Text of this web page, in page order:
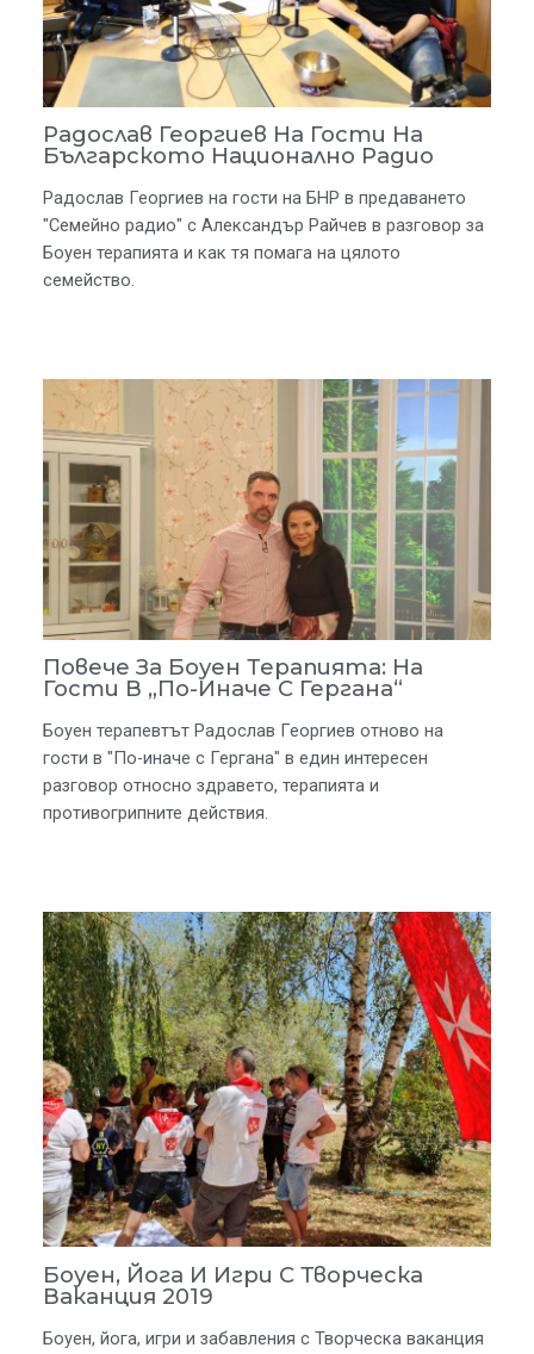
Радослав Георгиев На Гости На
Българското Национално Радио
Радослав Георгиев на гости на БНР в предаването
"Семейно радио" с Александър Райчев в разговор за
Боуен терапията и как тя помага на цялото
семейство.
Повече За Боуен Терапията: На
Гости В „По-Иначе С Гергана“
Боуен терапевтът Радослав Георгиев отново на
гости в "По-иначе с Гергана" в един интересен
разговор относно здравето, терапията и
противогрипните действия.
Боуен, Йога И Игри С Творческа
Ваканция 2019
Боуен, йога, игри и забавления с Творческа ваканция